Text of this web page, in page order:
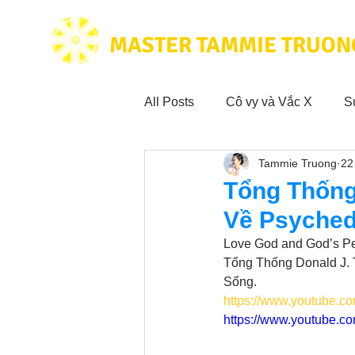
MASTER TAMMIE
All Posts Cô vy và Vắc X
Hoạt động vì cộng đồng
Trích dẫn hay trong Sách
Phim Tâm Linh
Tổng
Về
Tammie Truong
Love God and God’s
Tổng Thống Donald J.
Sống.
https://
https://